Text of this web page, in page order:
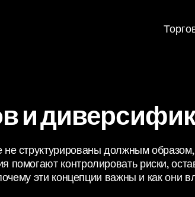
и
структурированы должным
контролировать риски,
эти концепции важны и как они